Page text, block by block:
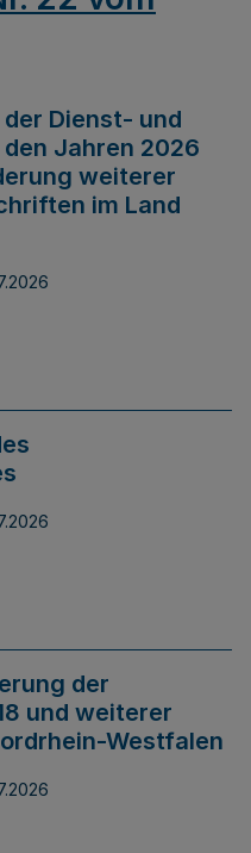
Dienst- und
Jahren 2026
weiterer
im Land
der
und weiterer
Westfalen